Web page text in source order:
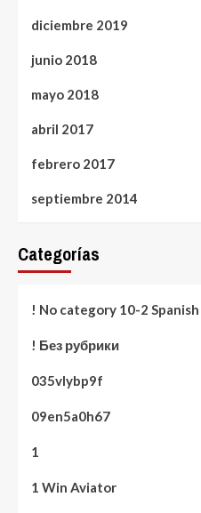
diciembre 2019
junio 2018
mayo 2018
abril 2017
febrero 2017
septiembre 2014
Categorías
! No category 10-2 Spanish
! Без рубрики
035vlybp9f
09en5a0h67
1
1 Win Aviator